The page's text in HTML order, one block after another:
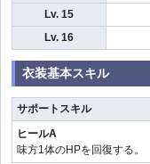
Lv. 15
Lv. 16
衣装基本スキル
サポートスキル
ヒールA
味方1体のHPを回復する。